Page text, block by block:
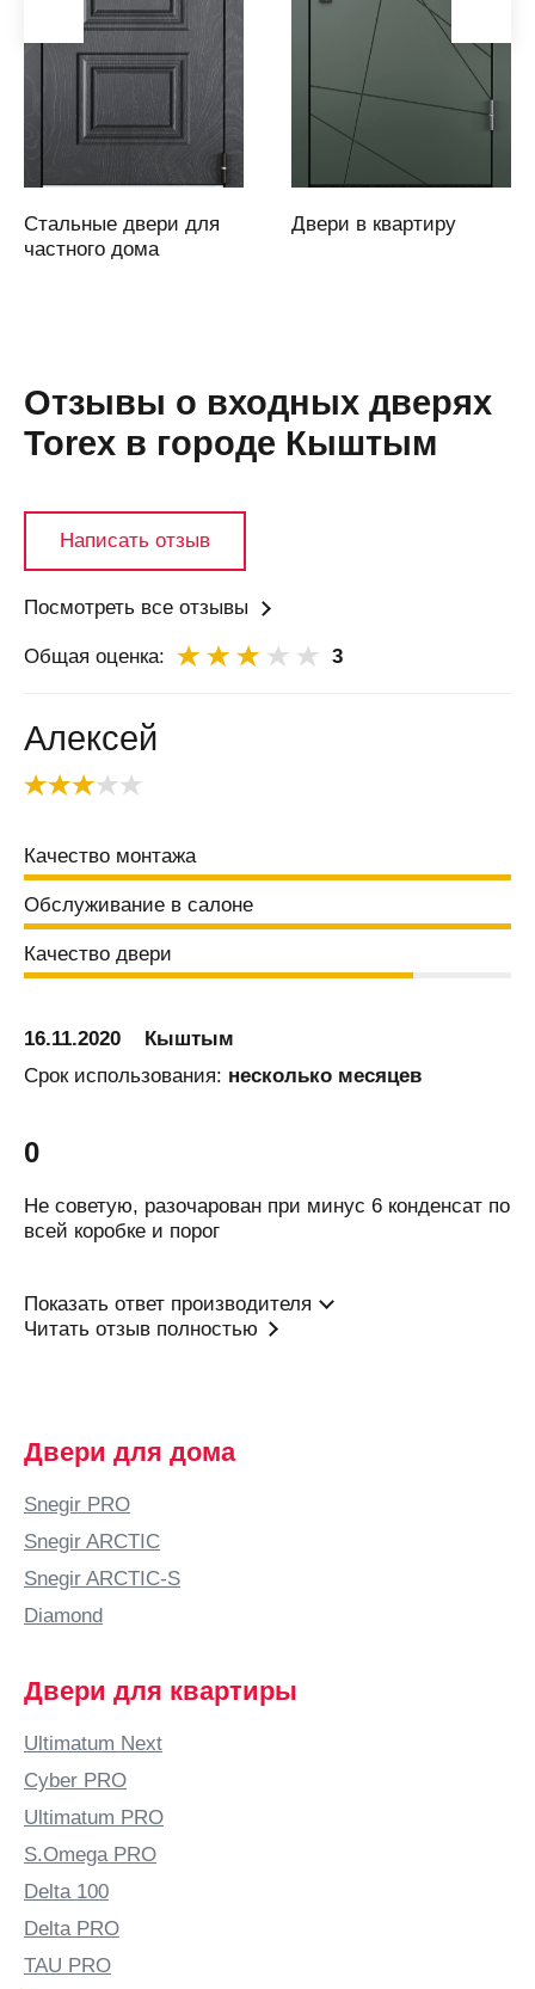
область)
Армавир
Артем
Артемовский
Аскарово
область)
Атырау
Б
Бабяково
(Воронежская
область)
Балашов
Балтай
Барнаул
Барыш
Батайск
Безенчук
Калитва
Белгород
Белозерск
Белореченск
Бийск
Бишкек
Богородск
Боровичи
Бородино
Братск
Брест
Бугульма
Бугуруслан
Буденновск
Бузулук
Бутурлино
В
Валдай
Великие
Стальные двери для
частного дома
Двери в квартиру
Отзывы о входных дверях
Torex в городе Кыштым
Написать отзыв
Посмотреть все отзывы
Общая оценка: 3
Алексей
Качество монтажа
Обслуживание в салоне
Качество двери
16.11.2020
Кыштым
Срок использования: несколько месяцев
0
Не советую, разочарован при минус 6 конденсат по
всей коробке и порог
Показать ответ производителя
Читать отзыв полностью
Двери для дома
Snegir PRO
Snegir ARCTIC
Snegir ARCTIC-S
Diamond
Двери для квартиры
Ultimatum Next
Cyber PRO
Ultimatum PRO
S.Omega PRO
Delta 100
Delta PRO
TAU PRO